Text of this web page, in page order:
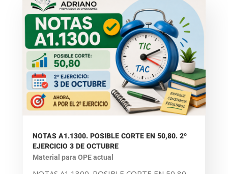
NOTAS A1.1300. POSIBLE CORTE EN 50,80. 2º
EJERCICIO 3 DE OCTUBRE
Material para OPE actual